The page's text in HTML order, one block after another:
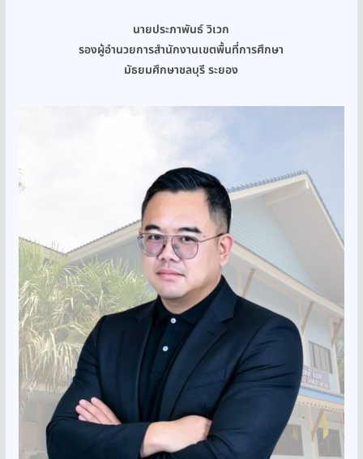
นายประภาพันธ์ วิเวก
รองผู้อำนวยการสำนักงานเขตพื้นที่การศึกษา
มัธยมศึกษาชลบุรี ระยอง